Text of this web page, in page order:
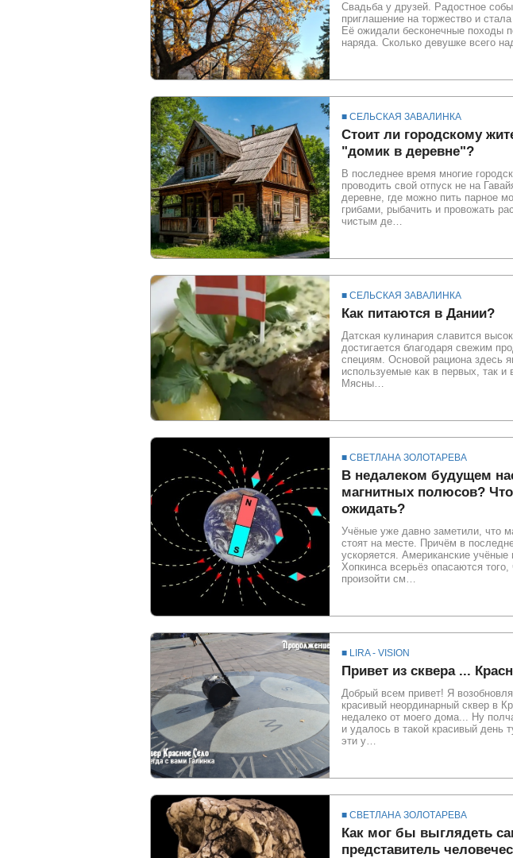
Свадьба у друзей. Радостное
приглашение на торжество и
Её ожидали бесконечные походы
наряда. Сколько девушке всего
■ СЕЛЬСКАЯ ЗАВАЛИНКА
Стоит ли городскому
"домик в деревне"?
В последнее время многие
проводить свой отпуск не на
деревне, где можно пить парное
грибами, рыбачить и провожать
чистым де…
■ СЕЛЬСКАЯ ЗАВАЛИНКА
Как питаются в Дании?
Датская кулинария славится
достигается благодаря свежим
специям. Основой рациона здесь
используемые как в первых, так и
Мясны…
■ СВЕТЛАНА ЗОЛОТАРЕВА
В недалеком будущем
магнитных полюсов?
ожидать?
Учёные уже давно заметили, что
стоят на месте. Причём в
ускоряется. Американские учёные
Хопкинса всерьёз опасаются
произойти см…
■ LIRA - VISION
Привет из сквера ...
Добрый всем привет! Я
красивый неординарный сквер в
недалеко от моего дома... Ну
и удалось в такой красивый день
эти у…
■ СВЕТЛАНА ЗОЛОТАРЕВА
Как мог бы выглядеть
представитель